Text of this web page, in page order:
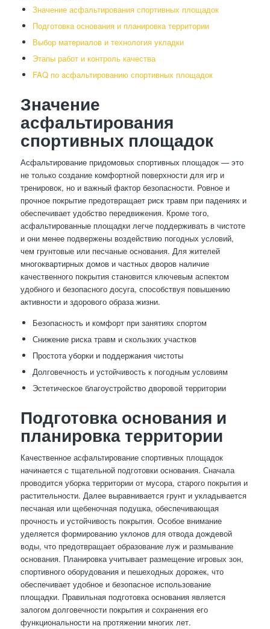
Значение асфальтирования спортивных площадок
Подготовка основания и планировка территории
Выбор материалов и технология укладки
Этапы работ и контроль качества
FAQ по асфальтированию спортивных площадок
Значение
асфальтирования
спортивных площадок
Асфальтирование придомовых спортивных площадок — это
не только создание комфортной поверхности для игр и
тренировок, но и важный фактор безопасности. Ровное и
прочное покрытие предотвращает риск травм при падениях и
обеспечивает удобство передвижения. Кроме того,
асфальтированные площадки легче поддерживать в чистоте
и они менее подвержены воздействию погодных условий,
чем грунтовые или песчаные основания. Для жителей
многоквартирных домов и частных дворов наличие
качественного покрытия становится ключевым аспектом
удобного и безопасного досуга, способствуя повышению
активности и здорового образа жизни.
Безопасность и комфорт при занятиях спортом
Снижение риска травм и скользких участков
Простота уборки и поддержания чистоты
Долговечность и устойчивость к погодным условиям
Эстетическое благоустройство дворовой территории
Подготовка основания и
планировка территории
Качественное асфальтирование спортивных площадок
начинается с тщательной подготовки основания. Сначала
проводится уборка территории от мусора, старого покрытия и
растительности. Далее выравнивается грунт и укладывается
песчаная или щебеночная подушка, обеспечивающая
прочность и устойчивость покрытия. Особое внимание
уделяется формированию уклонов для отвода дождевой
воды, что предотвращает образование луж и размывание
основания. Планировка учитывает размещение игровых зон,
спортивного оборудования и пешеходных дорожек, что
обеспечивает удобное и безопасное использование
площадки. Правильная подготовка основания является
залогом долговечности покрытия и сохранения его
функциональности на протяжении многих лет.